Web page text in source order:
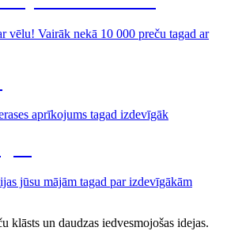
vēlu! Vairāk nekā 10 000 preču tagad ar
aprīkojums tagad izdevīgāk
jūsu mājām tagad par izdevīgākām
klāsts un daudzas iedvesmojošas idejas.